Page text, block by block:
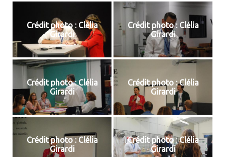
Crédit photo : Clélia
Girardi
Crédit photo : Clélia
Girardi
Crédit photo : Clélia
Girardi
Crédit photo : Clélia
Girardi
Crédit photo : Clélia
Girardi
Crédit photo : Clélia
Girardi